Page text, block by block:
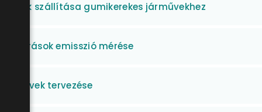
szállítása gumikerekes járművekhez
emisszió mérése
tervek tervezése